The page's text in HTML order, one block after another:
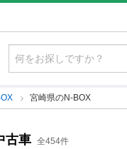
宮崎県のN-BOX
古車 全454件